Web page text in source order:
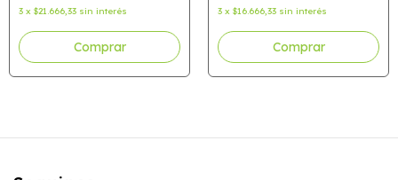
3 x $21.666,33 sin interés
Comprar
3 x $16.666,33 sin interés
Comprar